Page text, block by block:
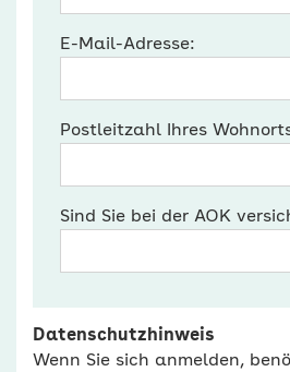
E-Mail-Adresse:
Postleitzahl Ihres
Sind Sie bei der AOK
Datenschutzhinweis
Wenn Sie sich anmelden,